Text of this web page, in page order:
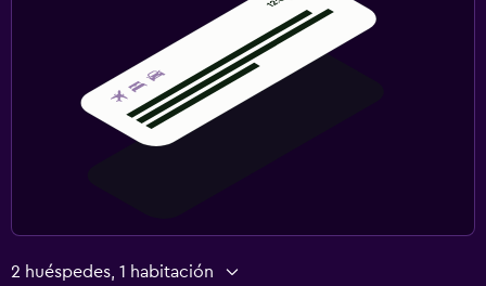
2 huéspedes, 1 habitación